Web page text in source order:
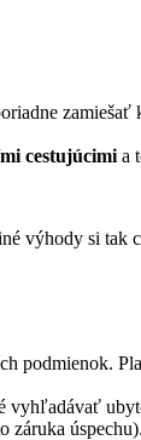
cestujúcimi a
výhody si
podmienok.
vyhľadávať
záruka úspechu).